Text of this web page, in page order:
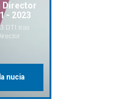
Director
- 2023
DTI tras
la nucia